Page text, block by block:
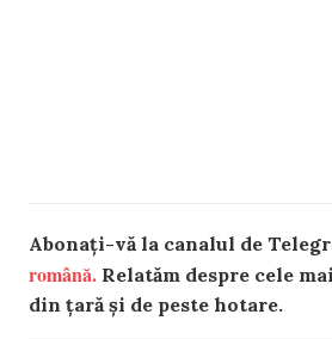
Abonați-vă la canalul de
română. Relatăm despre cele
din țară și de peste hotare.